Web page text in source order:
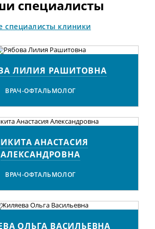
специалисты
специалисты клиники
ЛИЛИЯ РАШИТОВНА
ВРАЧ-ОФТАЛЬМОЛОГ
АНАСТАСИЯ
АЛЕКСАНДРОВНА
ВРАЧ-ОФТАЛЬМОЛОГ
ОЛЬГА ВАСИЛЬЕВНА